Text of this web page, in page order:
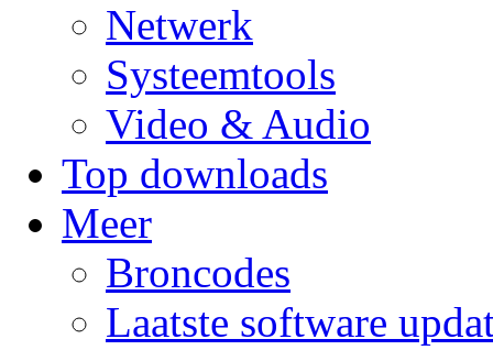
Netwerk
Systeemtools
Video & Audio
Top downloads
Meer
Broncodes
Laatste software